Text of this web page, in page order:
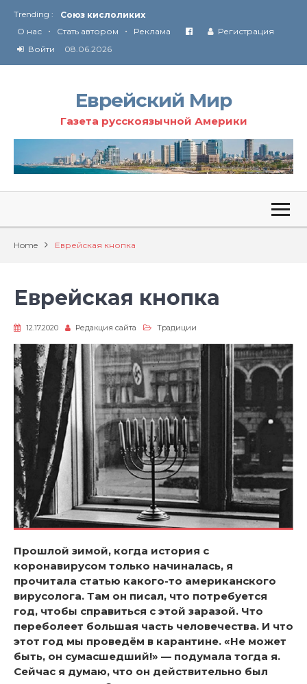
Trending :
Соглашение США с Ираном
Технология Революции в Иране
О нас • Стать автором • Реклама
Регистрация
Войти
08.06.2026
Еврейский Мир
Газета русскоязычной Америки
Home Еврейская кнопка
Еврейская кнопка
12.17.2020 Редакция сайта Традиции
Прошлой зимой, когда история с
коронавирусом только начиналась, я
прочитала статью какого-то американского
вирусолога. Там он писал, что потребуется
год, чтобы справиться с этой заразой. Что
переболеет большая часть человечества. И что
этот год мы проведём в карантине. «Не может
быть, он сумасшедший!» — подумала тогда я.
Сейчас я думаю, что он действительно был